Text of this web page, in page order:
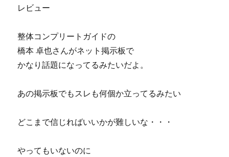
講
体
験
ネ
バ
ヤ
レビュー
整体コンプリートガイドの
橋本 卓也さんがネット掲示板で
かなり話題になってるみたいだよ。
あの掲示板でもスレも何個か立ってるみたい
どこまで信じればいいかが難しいな・・・
やってもいないのに